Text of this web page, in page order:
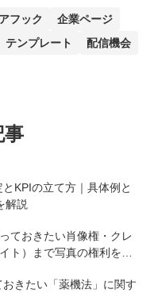
フック
企業ページ
テンプレート
配信機会
事
KPIの立て方｜具体例と
解説
ておきたい肖像権・クレ
ト）まで写真の権利を解
きたい「薬機法」に関す